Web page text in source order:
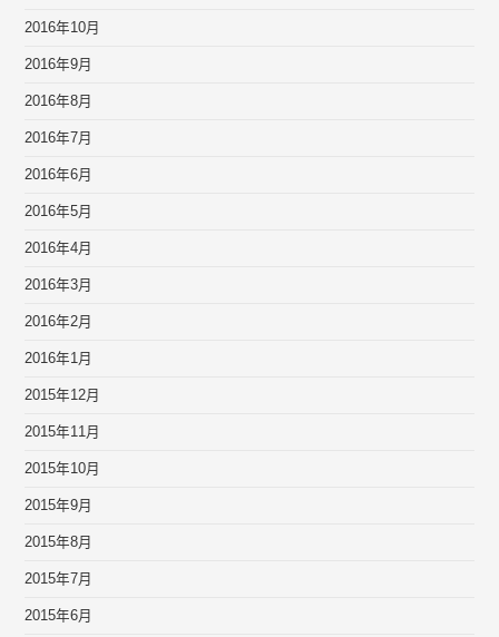
2016年10月
2016年9月
2016年8月
2016年7月
2016年6月
2016年5月
2016年4月
2016年3月
2016年2月
2016年1月
2015年12月
2015年11月
2015年10月
2015年9月
2015年8月
2015年7月
2015年6月